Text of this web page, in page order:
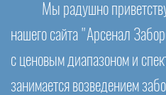
Мы радушно
нашего сайта "Арсенал
с ценовым диапазоном и
занимается возведением